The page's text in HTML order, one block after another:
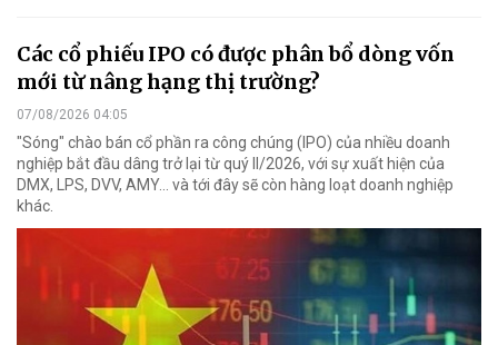
Các cổ phiếu IPO có được phân bổ dòng vốn
mới từ nâng hạng thị trường?
07/08/2026 04:05
"Sóng" chào bán cổ phần ra công chúng (IPO) của nhiều doanh
nghiệp bắt đầu dâng trở lại từ quý II/2026, với sự xuất hiện của
DMX, LPS, DVV, AMY... và tới đây sẽ còn hàng loạt doanh nghiệp
khác.